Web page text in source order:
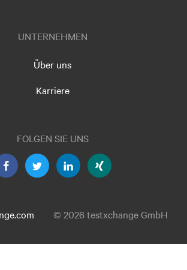
UNTERNEHMEN
Über uns
Karriere
FOLGEN SIE UNS
© 2026 testxchange GmbH